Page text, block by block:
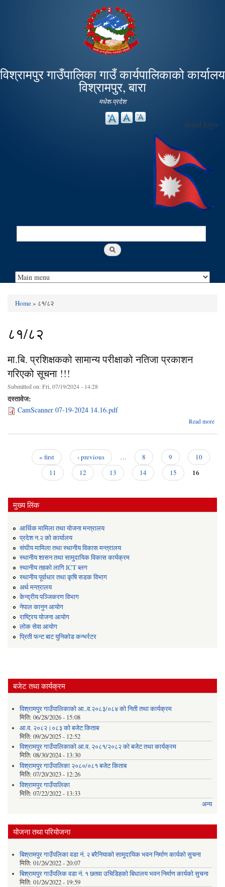
main
content
विश्रामपुर गाउँपालिका गाउँ कार्यपालिकाको कार्यालय
विश्रामपुर, बारा
मधेश-प्रदेश
nepal logo
Search
Home» ८१/८२
८१/८२
मा.बि. प्रशिक्षकको सामान्य परीक्षाको नतिजा प्रकाशन
गरिएको सूचना !!!
Submitted on:Fri, 07/19/2024 - 14:28
दस्तावेज:
CamScanner 07-19-2024 14.16.pdf
Read more
« first ‹ previous … 8 9
10
11
12 13 14 15 16
मुख्य लिंक
आर्थिक मामिला तथा योजना मन्त्रालय
प्रदेश न.२ को कार्यालय
संघीय मामिला तथा स्थानीय विकास मन्त्रालय
स्थानीय शासन तथा सामुदायिक विकास कार्यक्रम
स्थानीय तहको लागि ICT ब्लग
स्थानीय पूर्वाधार तथा कृषि सडक विभाग
अर्थ मन्त्रालय
केन्द्रीय पञ्जिकरण विभाग
नेपाल कानुन आयोग
राष्ट्रिय योजना आयोग
लोक सेवा आयोग
प्रिती फन्ट बाट युनिकोड कन्भर्रटर
बजेट तथा कार्यक्रम
विश्रामपुर गाउँपालिकाको आ..व.२०८३/०८४ को निती तथा कार्यक्रम
मिति: 06/28/2026 - 15:08
आ.व. २०८२।०८३ को बजेट किताब
मिति: 09/26/2025 - 12:52
विश्रामपुर गाउँपालिकाको आ.व. २०८१/२०८२ को बजेट तथा कार्यक्रम
मिति: 08/30/2024 - 13:30
विश्रामपुर गाउँपालिका २०८०/०८१ बजेट किताब
मिति: 07/20/2023 - 12:26
विश्रामपुर गाउँपालिका
मिति: 07/22/2022 - 13:33
अन्य
योजना तथा परियोजना
बिश्रामपुर गाउँपलिका वडा नं. २ बरैनियाको सामुदायिक भवन निर्माण कार्यको सुचना
मिति: 01/26/2022 - 20:07
बिश्रामपुर गाउँपलिक वडा नं. १ छतवा उचिडिहको बिधालय भवन निर्माण कार्यको सुचना
मिति: 01/26/2022 - 19:59